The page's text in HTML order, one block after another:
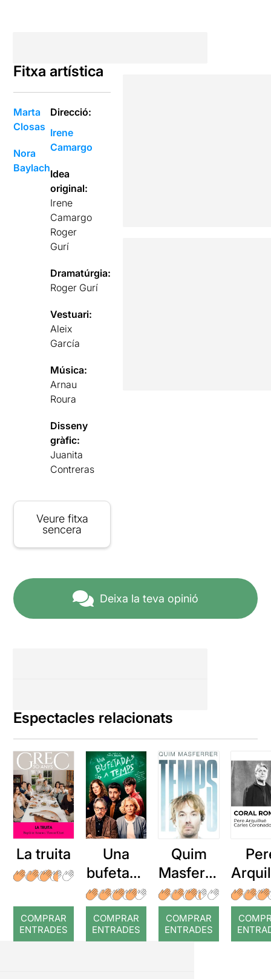
Fitxa artística
Marta
Closas
Nora
Baylach
Direcció:
Irene
Camargo
Idea
original:
Irene
Camargo
Roger
Gurí
Dramatúrgia:
Roger Gurí
Vestuari:
Aleix
García
Música:
Arnau
Roura
Disseny
gràfic:
Juanita
Contreras
Veure fitxa
sencera
Deixa la teva opinió
Espectacles relacionats
La truita
COMPRAR
ENTRADES
Una
bufetada
a temps
COMPRAR
ENTRADES
Quim
Masferre
r: Temps
COMPRAR
ENTRADES
: